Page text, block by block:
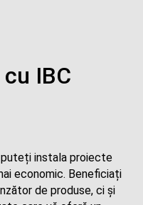
IBC
puteți instala proiecte
economic. Beneficiați
de produse, ci și